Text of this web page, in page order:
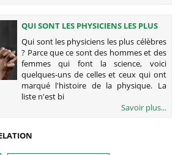
QUI SONT LES PHYSICIENS LES PLUS
CÉLÈBRES ?
Qui sont les physiciens les plus célèbres
? Parce que ce sont des hommes et des
femmes qui font la science, voici
quelques-uns de celles et ceux qui ont
marqué l'histoire de la physique. La
liste n'est bi
Savoir plus...